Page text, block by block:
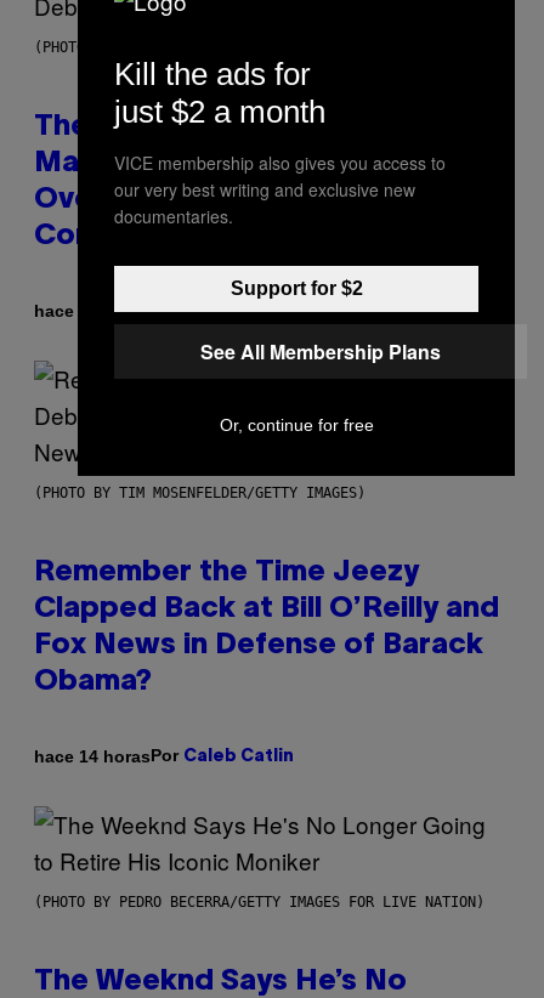
(PHOTO BY JOHNNY NUNEZ/WIREIMAGE)
The 90s Hip-Hop Legend Who
Made T.I. Delay His Debut Album
Over 20 Years Ago: ‘I Definitely
Conceded’
hace 13 horasPorCaleb Catlin
(PHOTO BY TIM MOSENFELDER/GETTY IMAGES)
Remember the Time Jeezy
Clapped Back at Bill O’Reilly and
Fox News in Defense of Barack
Obama?
hace 14 horasPor Caleb Catlin
(PHOTO BY PEDRO BECERRA/GETTY IMAGES FOR LIVE NATION)
The Weeknd Says He’s No
Kill the ads for
just $2 a month
VICE membership also gives you access to
our very best writing and exclusive new
documentaries.
Support for $2
See All Membership Plans
Or, continue for free